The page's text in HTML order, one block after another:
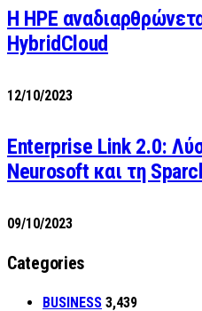
H HPE
HybridCloud
12/10/2023
Enterprise Link 2.0:
Neurosoft και τη
09/10/2023
Categories
BUSINESS 3,439